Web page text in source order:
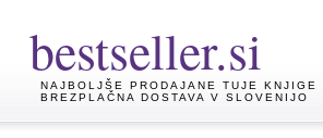
bestseller.si
NAJBOLJŠE PRODAJANE TUJE KNJIGE
BREZPLAČNA DOSTAVA V SLOVENIJO